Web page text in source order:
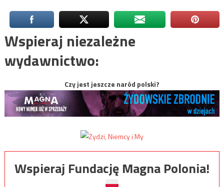
Wspieraj niezależne
wydawnictwo:
Czy jest jeszcze naród polski?
Wspieraj Fundację Magna Polonia!